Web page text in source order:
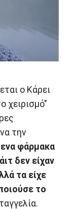
ο Κάρει
χειρισμό"
την
φάρμακα
δεν είχαν
τα είχε
το